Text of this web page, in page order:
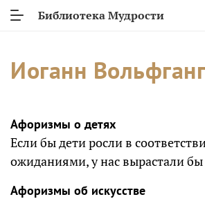
Библиотека Мудрости
Иоганн
Афоризмы о детях
Если бы дети росли в
ожиданиями, у нас вырастали бы
Афоризмы об искусстве